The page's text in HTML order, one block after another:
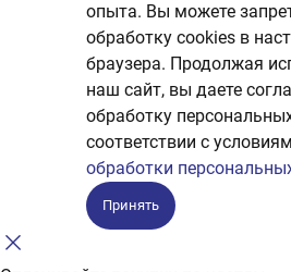
опыта. Вы можете
обработку сookies в
браузера. Продолжая
наш сайт, вы даете
обработку
соответствии с
обработки
Принять